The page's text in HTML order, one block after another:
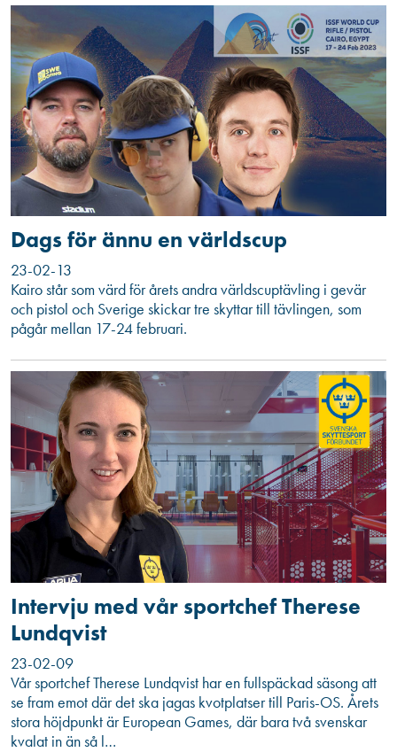
Dags för ännu en världscup
23-02-13
Kairo står som värd för årets andra världscuptävling i gevär
och pistol och Sverige skickar tre skyttar till tävlingen, som
pågår mellan 17-24 februari.
Intervju med vår sportchef Therese
Lundqvist
23-02-09
Vår sportchef Therese Lundqvist har en fullspäckad säsong att
se fram emot där det ska jagas kvotplatser till Paris-OS. Årets
stora höjdpunkt är European Games, där bara två svenskar
kvalat in än så l…